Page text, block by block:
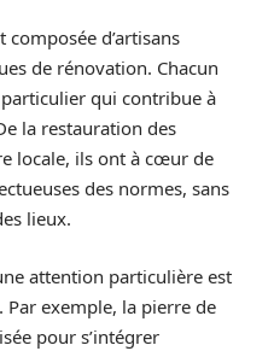
composée d’artisans
de rénovation. Chacun
qui contribue à
la restauration des
locale, ils ont à cœur de
des normes, sans
lieux.
attention particulière est
exemple, la pierre de
pour s’intégrer